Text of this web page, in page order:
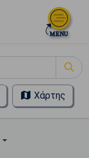
Χάρτης